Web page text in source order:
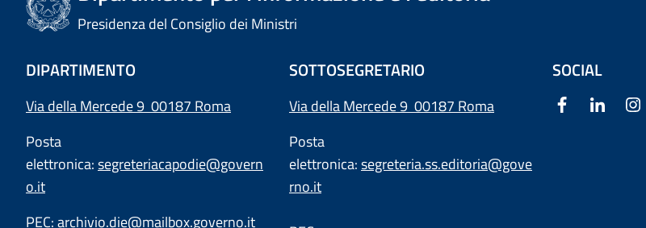
Presidenza del Consiglio dei Ministri
DIPARTIMENTO
Via della Mercede 9 00187 Roma
Posta
elettronica:segreteriacapodie@govern
o.it
PEC:archivio.die@mailbox.governo.it
SOTTOSEGRETARIO
Via della Mercede 9 00187 Roma
Posta
elettronica:segreteria.ss.editoria@gove
rno.it
SOCIAL